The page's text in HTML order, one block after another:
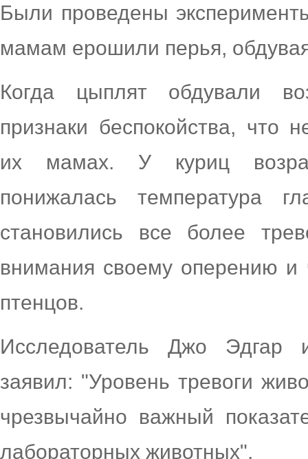
Были проведены
мамам ерошили перья,
Когда цыплят обдували
признаки беспокойства, что
их мамах. У куриц
понижалась температура
становились все более
внимания своему оперению и
птенцов.
Исследователь Джо Эдгар
заявил: "Уровень тревоги
чрезвычайно важный
лабораторных животных".